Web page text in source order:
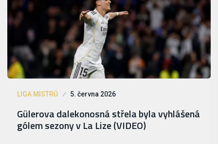
LIGA MISTRŮ 5. června 2026
Gülerova dalekonosná střela byla vyhlášená
gólem sezony v La Lize (VIDEO)